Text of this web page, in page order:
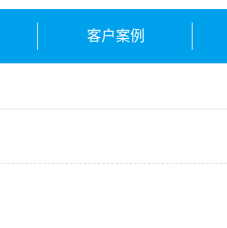
客户案例